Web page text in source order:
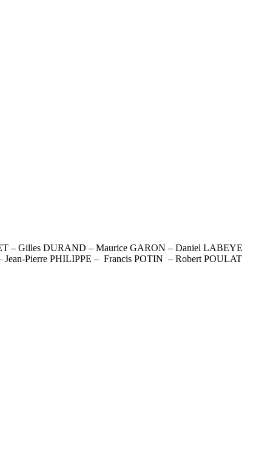
– Gilles DURAND – Maurice GARON – Daniel LABEYE
Pierre PHILIPPE – Francis POTIN – Robert POULAT